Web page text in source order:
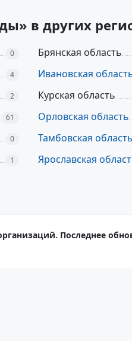
в других
0 Брянская область
4 Ивановская
2 Курская область
61 Орловская область
0 Тамбовская область
1 Ярославская
Последнее